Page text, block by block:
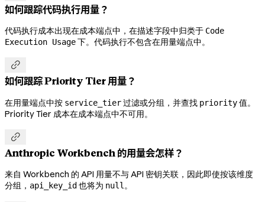
如何跟踪代码执行用量？
代码执行成本出现在成本端点中，在描述字段中归类于 Code
Execution Usage下。代码执行不包含在用量端点中。

如何跟踪 Priority Tier 用量？
在用量端点中按 service_tier过滤或分组，并查找 priority值。
Priority Tier 成本在成本端点中不可用。

Anthropic Workbench 的用量会怎样？
来自 Workbench 的 API 用量不与 API 密钥关联，因此即使按该维度
分组， api_key_id 也将为 null。